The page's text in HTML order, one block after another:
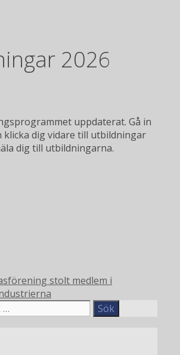
2026
uppdaterat. Gå in
klicka dig vidare till utbildningar
dig till utbildningarna.
stolt medlem i